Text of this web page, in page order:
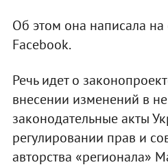
Об этом она написала на
Facebook.
Речь идет о
внесении изменений в
законодательные акты
регулировании прав и
авторства «регионала»